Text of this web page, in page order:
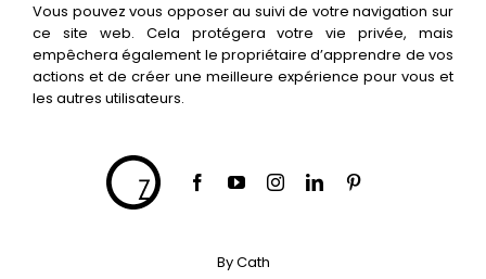
Vous pouvez vous opposer au suivi de votre navigation sur
ce site web. Cela protégera votre vie privée, mais
empêchera également le propriétaire d’apprendre de vos
actions et de créer une meilleure expérience pour vous et
les autres utilisateurs.
By Cath